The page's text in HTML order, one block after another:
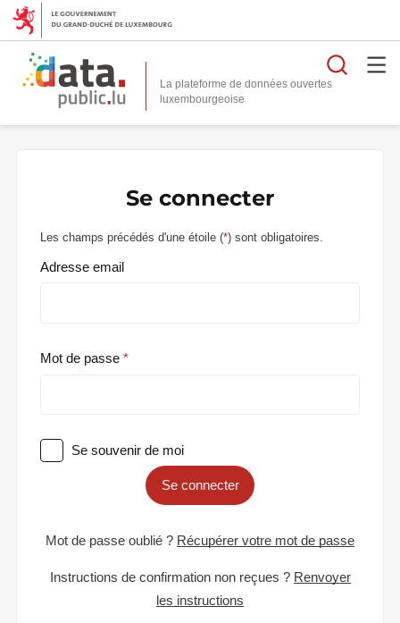
La plateforme de données ouvertes
Se connecter
Les champs précédés d'une étoile (*) sont obligatoires.
Adresse email
Mot de passe
Se souvenir de moi
Se connecter
Mot de passe oublié ? Récupérer votre mot de passe
Instructions de confirmation non reçues ? Renvoyer
les instructions